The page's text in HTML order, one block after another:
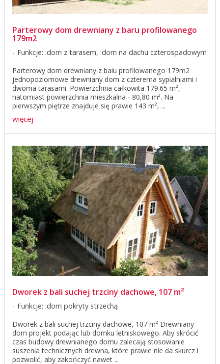
Parterowy dom drewniany z baru profilowanego
179m2
Funkcje: :dom z tarasem, :dom na dachu czterospadowym
Parterowy dom drewniany z balu profilowanego 179m2
jednopoziomowe drewniany dom z czterema sypialniami i
dwoma tarasami. Powierzchnia całkowita 179.65 m²,
natomiast powierzchnia mieszkalna - 80,80 m². Na
pierwszym piętrze znajduje się prawie 143 m², ...
więcej
Dworek z bali suchej trzciny dachowe, 107 m²
Funkcje: :dom pokryty strzechą
Dworek z bali suchej trzciny dachowe, 107 m² Drewniany
dom projekt podając lub domku letniskowego. Aby skrócić
czas budowy drewnianego domu zalecają stosowanie
suszenia technicznych drewna, które prawie nie da skurcz i
pozwolić, aby zakończyć nawet ...